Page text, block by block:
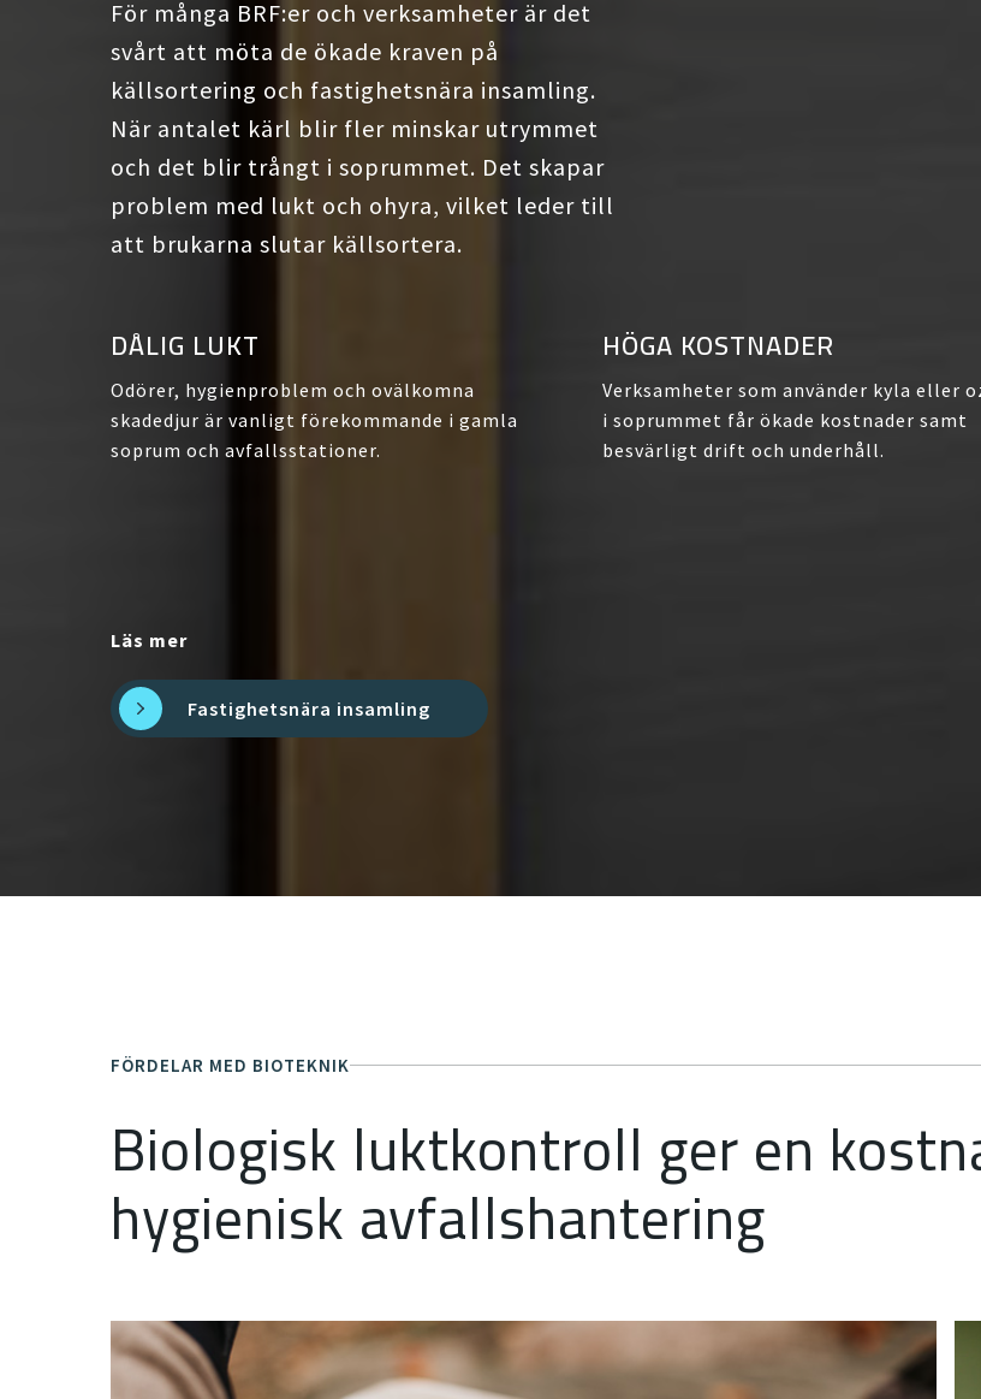
För många BRF:er och verksamheter är det
svårt att möta de ökade kraven på
källsortering och fastighetsnära insamling.
När antalet kärl blir fler minskar utrymmet
och det blir trångt i soprummet. Det skapar
problem med lukt och ohyra, vilket leder till
att brukarna slutar källsortera.
DÅLIG LUKT
Odörer, hygienproblem och ovälkomna
skadedjur är vanligt förekommande i gamla
soprum och avfallsstationer.
HÖGA KOSTNADER
Verksamheter som använder kyla eller
i soprummet får ökade kostnader samt
besvärligt drift och underhåll.
Läs mer
Fastighetsnära insamling
FÖRDELAR MED BIOTEKNIK
Biologisk luktkontroll ger en
hygienisk avfallshantering